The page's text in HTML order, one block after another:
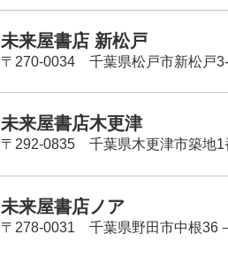
未来屋書店 新松戸
〒270-0034 千葉県松戸市新松戸
未来屋書店木更津
〒292-0835 千葉県木更津市築地1
未来屋書店ノア
〒278-0031 千葉県野田市中根36